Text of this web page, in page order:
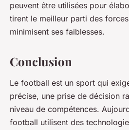
peuvent être utilisées pour
tirent le meilleur parti des
minimisent ses faiblesses.
Conclusion
Le football est un sport qui
précise, une prise de décision
niveau de compétences.
football utilisent des